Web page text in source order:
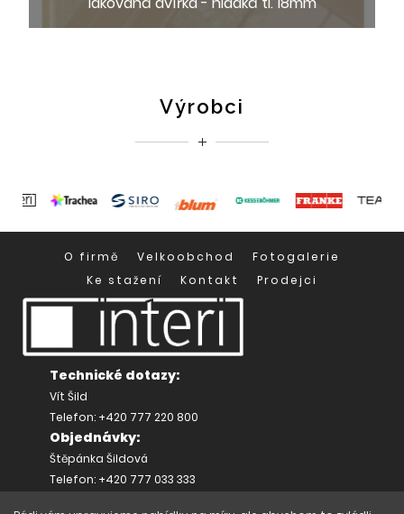
Výrobci
O firmě Velkoobchod
Fotogalerie
Ke stažení
Kontakt Prodejci
Technické dotazy:
Vít Šild
Telefon: +420 777 220 800
Objednávky:
Štěpánka Šildová
Telefon: +420 777 033 333